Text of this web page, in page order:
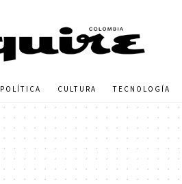
POLÍTICA CULTURA TECNOLOGÍA